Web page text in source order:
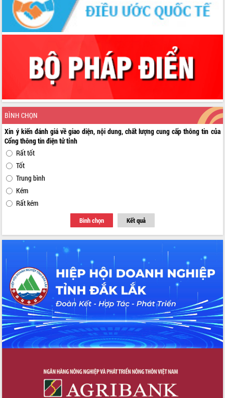
BÌNH CHỌN
Xin ý kiến đánh giá về giao diện, nội dung, chất lượng cung cấp thông tin của
Cổng thông tin điện tử tỉnh
Rất tốt
Tốt
Trung bình
Kém
Rất kém
Bình chọn Kết quả